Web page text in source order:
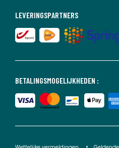
BETALINGSMOGELIJKHEDEN :
LEVERINGSPARTNERS